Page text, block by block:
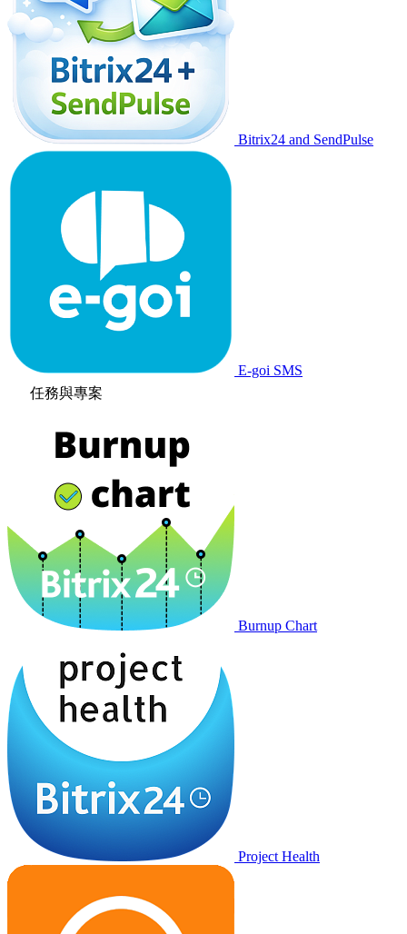
Bitrix24 and SendPulse
E-goi SMS
任務與專案
Burnup Chart
Project Health